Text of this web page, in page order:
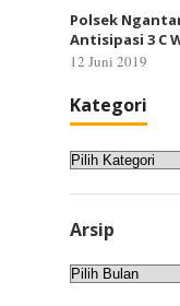
Polsek
Antisipasi 3 C
12 Juni 2019
Kategori
Kategori
Arsip
Arsip